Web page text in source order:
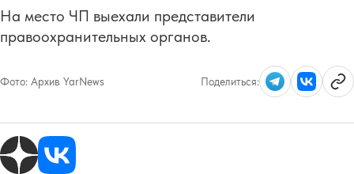
На место ЧП выехали представители
правоохранительных органов.
Фото: Архив YarNews Поделиться: